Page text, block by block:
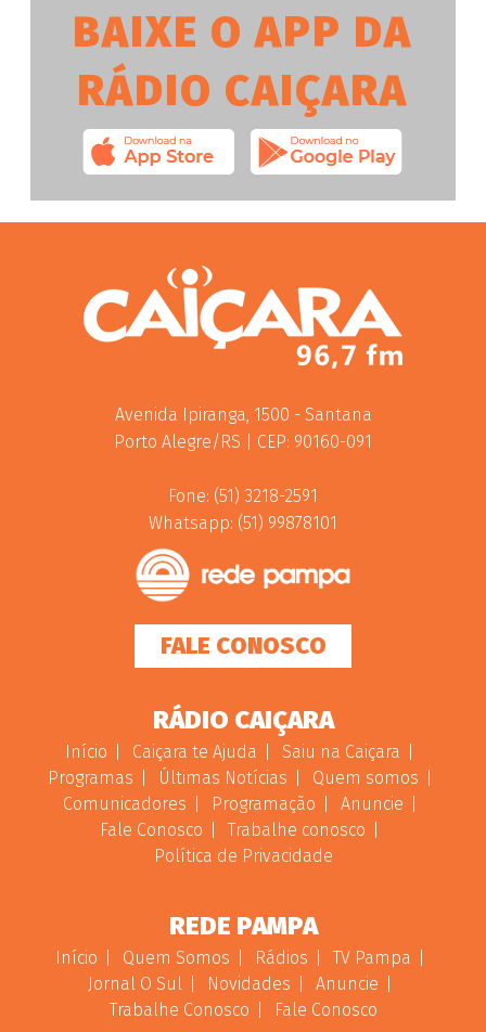
BAIXE O APP DA
RÁDIO CAIÇARA
Avenida Ipiranga, 1500 - Santana
Porto Alegre/RS | CEP: 90160-091
Fone: (51) 3218-2591
Whatsapp: (51) 99878101
FALE CONOSCO
RÁDIO CAIÇARA
Início Caiçara te Ajuda
Saiu na Caiçara
Programas
Últimas Notícias
Quem somos
Comunicadores
Programação
Anuncie
Fale Conosco
Trabalhe conosco
Política de Privacidade
REDE PAMPA
Início Quem Somos Rádios
TV Pampa
Jornal O Sul
Novidades
Anuncie
Trabalhe Conosco
Fale Conosco